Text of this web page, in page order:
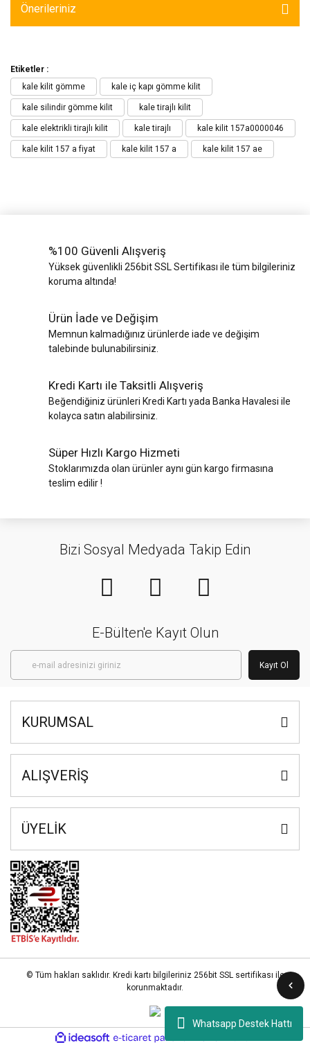
Whatsapp Destek Hattı
Önerileriniz
Etiketler :
kale kilit gömme
kale iç kapı gömme kilit
kale silindir gömme kilit kale tirajlı kilit
kale elektrikli tirajlı kilit kale tirajlı kale kilit 157a0000046
kale kilit 157 a fiyat kale kilit 157 a kale kilit 157 ae
%100 Güvenli Alışveriş
Yüksek güvenlikli 256bit SSL Sertifikası ile tüm bilgileriniz
koruma altında!
Ürün İade ve Değişim
Memnun kalmadığınız ürünlerde iade ve değişim
talebinde bulunabilirsiniz.
Kredi Kartı ile Taksitli Alışveriş
Beğendiğiniz ürünleri Kredi Kartı yada Banka Havalesi ile
kolayca satın alabilirsiniz.
Süper Hızlı Kargo Hizmeti
Stoklarımızda olan ürünler aynı gün kargo firmasına
teslim edilir !
Bizi Sosyal Medyada Takip Edin
E-Bülten'e Kayıt Olun
Kayıt Ol
KURUMSAL
ALIŞVERİŞ
ÜYELİK
© Tüm hakları saklıdır. Kredi kartı bilgileriniz 256bit SSL sertifikası ile
korunmaktadır.
ideasoft